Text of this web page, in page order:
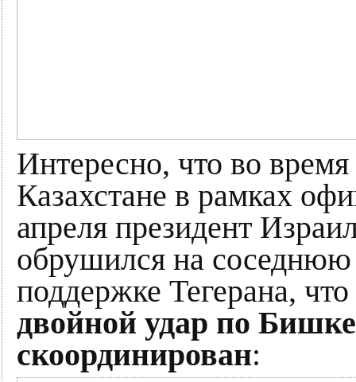
Интересно, что во
Казахстане в рамках
апреля президент
обрушился на
поддержке Тегерана,
двойной удар по
скоординирован: